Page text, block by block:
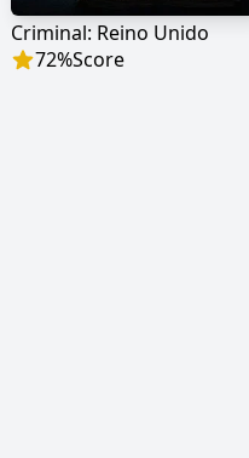
Criminal: Reino Unido
72%Score